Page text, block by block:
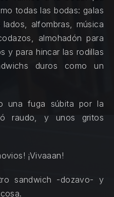
todas las bodas: galas
alfombras, música
almohadón para
y para hincar las rodillas
duros como un
una fuga súbita por la
raudo, y unos gritos
¡Vivaaan!
sandwich -dozavo- y